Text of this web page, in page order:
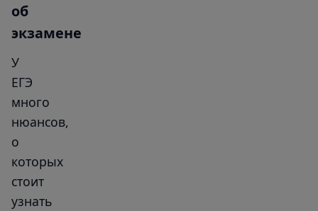
об
экзамене
У
ЕГЭ
много
нюансов,
о
которых
стоит
узнать